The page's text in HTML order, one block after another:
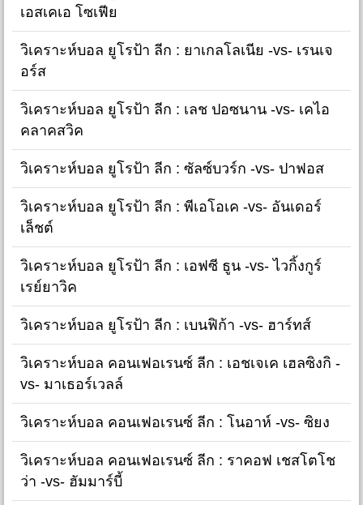
เอสเคเอ โซเฟีย
วิเคราะห์บอล ยูโรป้า ลีก : ยาเกลโลเนีย -vs- เรนเจ
อร์ส
วิเคราะห์บอล ยูโรป้า ลีก : เลช ปอซนาน -vs- เคไอ
คลาคสวิค
วิเคราะห์บอล ยูโรป้า ลีก : ซัลซ์บวร์ก -vs- ปาฟอส
วิเคราะห์บอล ยูโรป้า ลีก : พีเอโอเค -vs- อันเดอร์
เล็ชต์
วิเคราะห์บอล ยูโรป้า ลีก : เอฟซี ธูน -vs- ไวกิ้งกูร์
เรย์ยาวิค
วิเคราะห์บอล ยูโรป้า ลีก : เบนฟิก้า -vs- ฮาร์ทส์
วิเคราะห์บอล คอนเฟอเรนซ์ ลีก : เอชเจเค เฮลซิงกิ -
vs- มาเธอร์เวลล์
วิเคราะห์บอล คอนเฟอเรนซ์ ลีก : โนอาห์ -vs- ซิยง
วิเคราะห์บอล คอนเฟอเรนซ์ ลีก : ราคอฟ เชสโตโช
ว่า -vs- ฮัมมาร์บี้